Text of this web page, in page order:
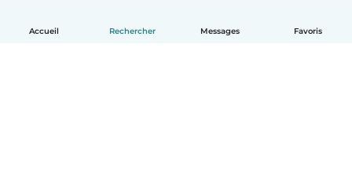
Accueil Rechercher Messages Favoris